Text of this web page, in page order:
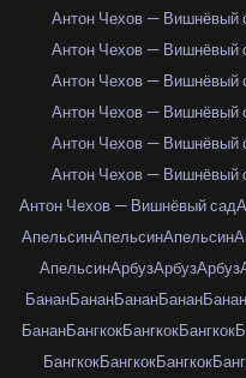
Антон Чехов — Вишнёвый
Антон Чехов — Вишнёвый
Антон Чехов — Вишнёвый
Антон Чехов — Вишнёвый
Антон Чехов — Вишнёвый
Антон Чехов — Вишнёвый
Антон Чехов — Вишнёвый сад
АпельсинАпельсинАпельсин
АпельсинАрбузАрбузАрбуз
БананБананБананБананБанан
БананБангкокБангкокБангкок
БангкокБангкокБангкок